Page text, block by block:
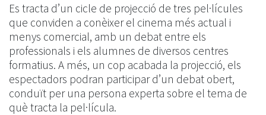
Es tracta d’un cicle de projecció de tres pel·lícules
que conviden a conèixer el cinema més actual i
menys comercial, amb un debat entre els
professionals i els alumnes de diversos centres
formatius. A més, un cop acabada la projecció, els
espectadors podran participar d’un debat obert,
conduït per una persona experta sobre el tema de
què tracta la pel·lícula.